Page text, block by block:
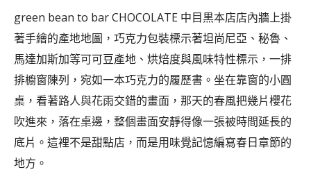
green bean to bar CHOCOLATE 中目黒本店店內牆上掛
著手繪的產地地圖，巧克力包裝標示著坦尚尼亞、秘魯、
馬達加斯加等可可豆產地、烘焙度與風味特性標示，一排
排櫥窗陳列，宛如一本巧克力的履歷書。坐在靠窗的小圓
桌，看著路人與花雨交錯的畫面，那天的春風把幾片櫻花
吹進來，落在桌邊，整個畫面安靜得像一張被時間延長的
底片。這裡不是甜點店，而是用味覺記憶編寫春日章節的
地方。